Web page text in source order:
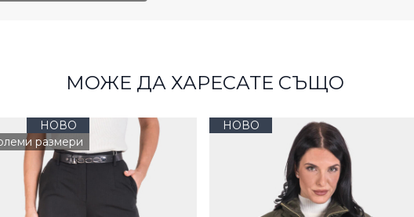
МОЖЕ ДА ХАРЕСАТЕ СЪЩО
НОВО
размери
НОВО